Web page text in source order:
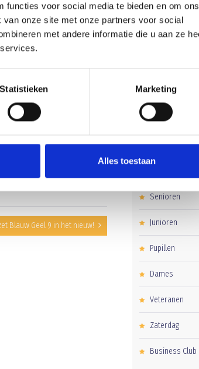
functies voor social media te bieden en om ons
onze site met onze partners voor social
met andere informatie die u aan ze
Statistieken Marketing
Alles toestaan
Sanitair!!!
Blauw Geel 9 in het nieuw!
Uitnodiging
Algemene
Word jij de
Week bij
Senioren
Junioren
Pupillen
Dames
Veteranen
Zaterdag
Business Club